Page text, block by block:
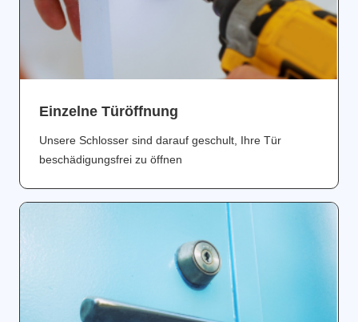
Einzelne Türöffnung
Unsere Schlosser sind darauf geschult, Ihre Tür
beschädigungsfrei zu öffnen